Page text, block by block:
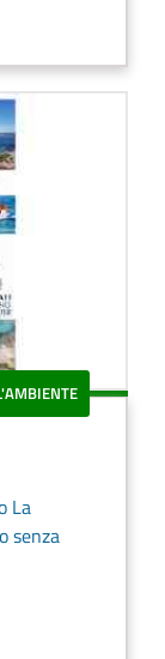
La
senza